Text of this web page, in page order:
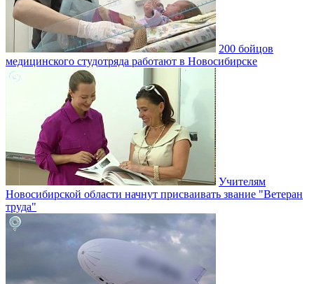
200 бойцов
медицинского студотряда работают в Новосибирске
Учителям
Новосибирской области начнут присваивать звание "Ветеран
труда"